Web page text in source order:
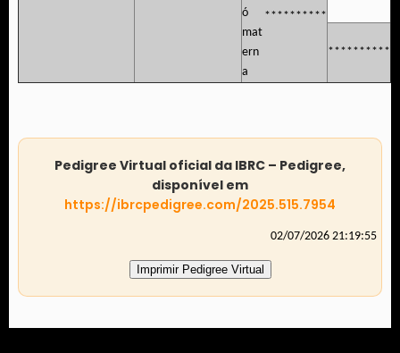
**********
**********
Pedigree Virtual oficial da IBRC – Pedigree,
disponível em
https://ibrcpedigree.com/2025.515.7954
02/07/2026 21:19:55
Imprimir Pedigree Virtual